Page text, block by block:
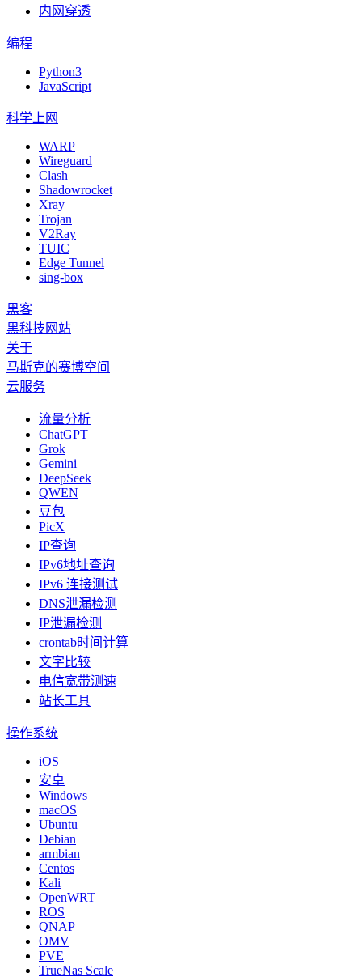
内网穿透
编程
Python3
JavaScript
科学上网
WARP
Wireguard
Clash
Shadowrocket
Xray
Trojan
V2Ray
TUIC
Edge Tunnel
sing-box
黑客
黑科技网站
关于
马斯克的赛博空间
云服务
流量分析
ChatGPT
Grok
Gemini
DeepSeek
QWEN
豆包
PicX
IP查询
IPv6地址查询
IPv6 连接测试
DNS泄漏检测
IP泄漏检测
crontab时间计算
文字比较
电信宽带测速
站长工具
操作系统
iOS
安卓
Windows
macOS
Ubuntu
Debian
armbian
Centos
Kali
OpenWRT
ROS
QNAP
OMV
PVE
TrueNas Scale